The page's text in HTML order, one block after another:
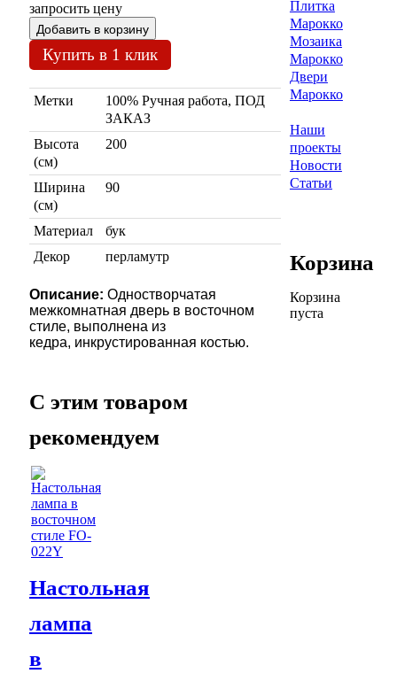
запросить цену
Купить в 1 клик
Метки
100% Ручная работа, ПОД
ЗАКАЗ
Высота
(см)
200
Ширина
(см)
90
Материал
бук
Декор
перламутр
Описание: Одностворчатая
межкомнатная дверь в восточном
стиле, выполнена из
кедра, инкрустированная костью.
C этим товаром
рекомендуем
Настольная
лампа
в
Плитка
Марокко
Мозаика
Марокко
Двери
Марокко
Наши
проекты
Новости
Статьи
Корзина
Корзина
пуста